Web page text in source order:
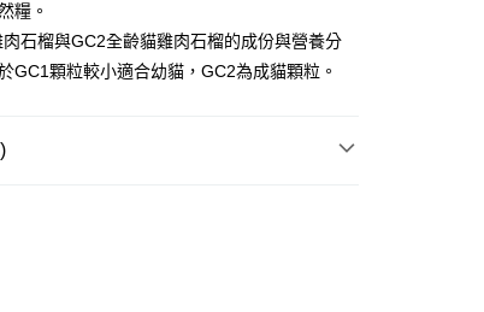
含以上)免運費
含以上)免運費
糧。
石榴與GC2全齡貓雞肉石榴的成份與營養分
GC1顆粒較小適合幼貓，GC2為成貓顆粒。